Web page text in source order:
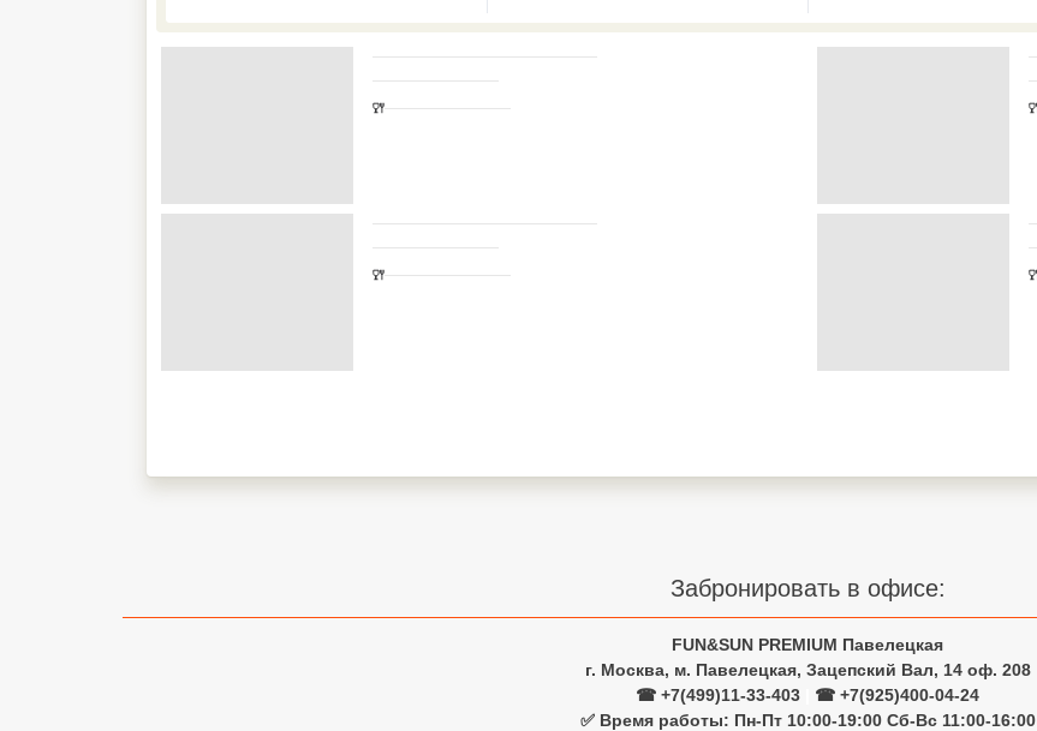
Забронировать в офисе:
FUN&SUN PREMIUM Павелецкая
г. Москва, м. Павелецкая, Зацепский Вал, 14 оф. 208
☎ +7(499)11-33-403
☎ +7(925)400-04-24
✅ Время работы: Пн-Пт 10:00-19:00 Сб-Вс 11:00-16:00